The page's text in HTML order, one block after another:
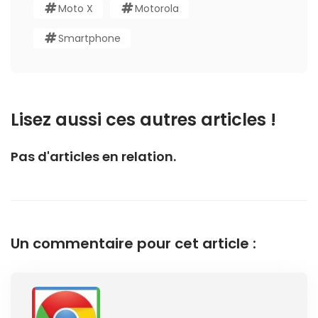
Moto X Motorola
Smartphone
Lisez aussi ces autres articles !
Pas d'articles en relation.
Un commentaire pour cet article :